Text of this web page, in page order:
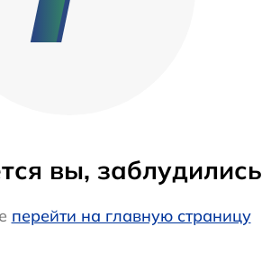
вы, заблудились
перейти на главную страницу